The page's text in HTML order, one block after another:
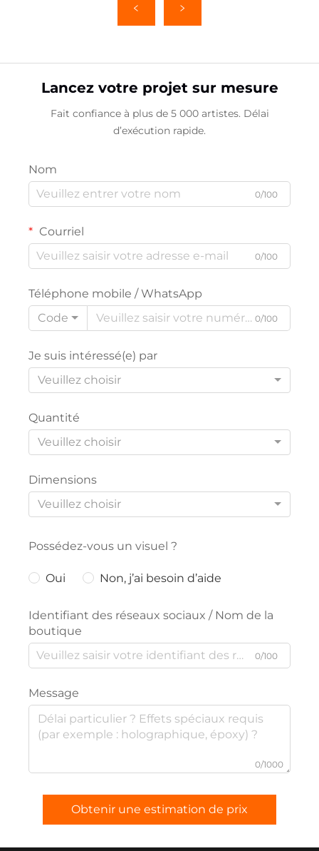
Lancez votre projet sur mesure
Fait confiance à plus de 5 000 artistes. Délai
d’exécution rapide.
Nom
0/100
Courriel
0/100
Téléphone mobile / WhatsApp
Code
0/100
Je suis intéressé(e) par
Veuillez choisir
Quantité
Veuillez choisir
Dimensions
Veuillez choisir
Possédez-vous un visuel ?
Oui Non, j’ai besoin d’aide
Identifiant des réseaux sociaux / Nom de la
boutique
0/100
Message
0/1000
Obtenir une estimation de prix